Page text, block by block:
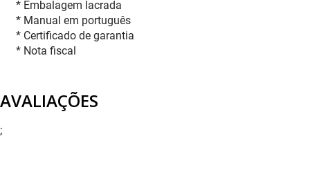
* Embalagem lacrada
* Manual em português
* Certificado de garantia
* Nota fiscal
AVALIAÇÕES
;